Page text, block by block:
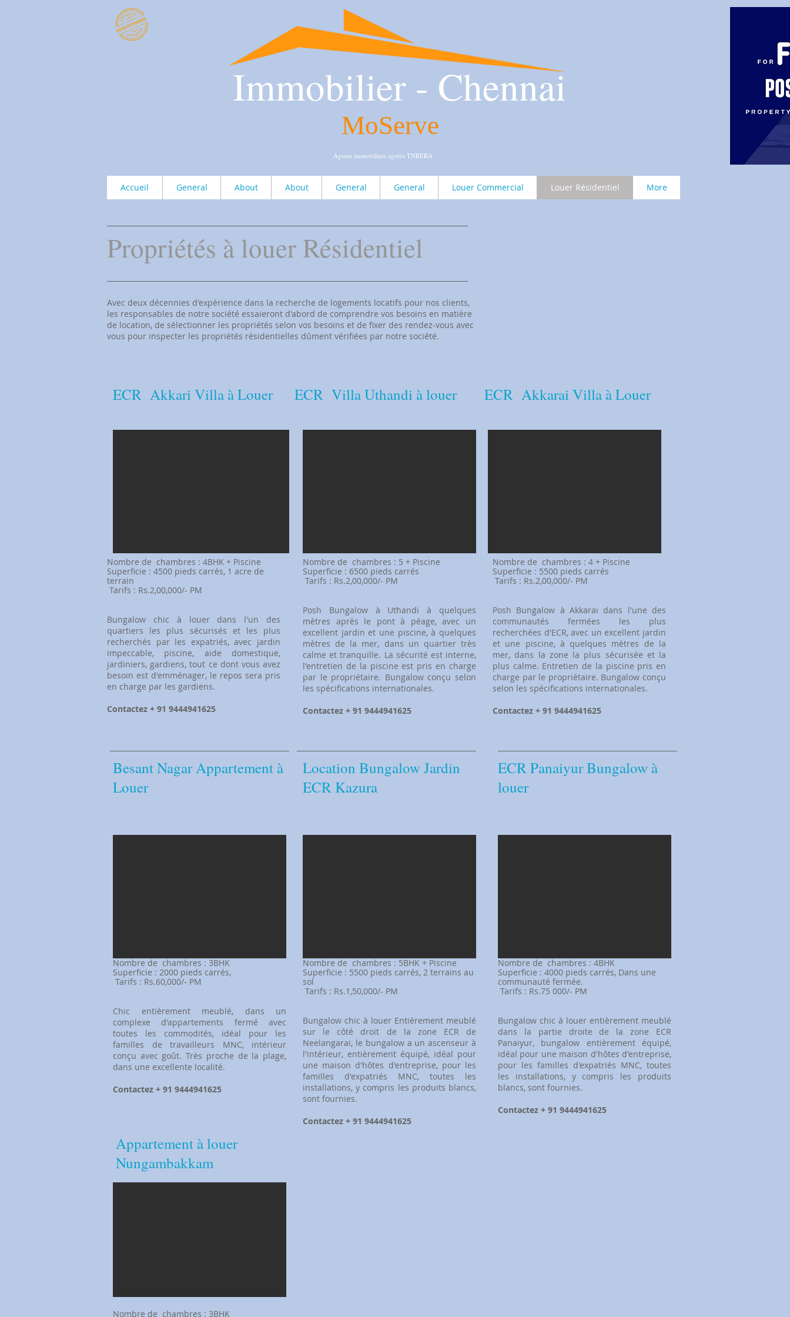
Immobilier - Chennai
MoServe
Agents immobiliers agréés TNRERA
Accueil General About About General General Louer Commercial Louer Résidentiel More
Propriétés à louer Résidentiel
Avec deux décennies d'expérience dans la recherche de logements locatifs pour nos clients,
les responsables de notre société essaieront d'abord de comprendre vos besoins en matière
de location, de sélectionner les propriétés selon vos besoins et de fixer des rendez-vous avec
vous pour inspecter les propriétés résidentielles dûment vérifiées par notre société.
​ECR Akkari Villa à Louer ​ECR Villa Uthandi à louer ​ECR Akkarai Villa à Louer
​Nombre de chambres : 4BHK + Piscine
Superficie : 4500 pieds carrés, 1 acre de
terrain
Tarifs : Rs.2,00,000/- PM
Bungalow chic à louer dans l'un des
quartiers les plus sécurisés et les plus
recherchés par les expatriés, avec jardin
impeccable, piscine, aide domestique,
jardiniers, gardiens, tout ce dont vous avez
besoin est d'emménager, le repos sera pris
en charge par les gardiens.
Contactez + 91 9444941625
​Nombre de chambres : 5 + Piscine
Superficie : 6500 pieds carrés
Tarifs : Rs.2,00,000/- PM
Posh Bungalow à Uthandi à quelques
mètres après le pont à péage, avec un
excellent jardin et une piscine, à quelques
mètres de la mer, dans un quartier très
calme et tranquille. La sécurité est interne,
l'entretien de la piscine est pris en charge
par le propriétaire. Bungalow conçu selon
les spécifications internationales.
Contactez + 91 9444941625
​Nombre de chambres : 4 + Piscine
Superficie : 5500 pieds carrés
Tarifs : Rs.2,00,000/- PM
Posh Bungalow à Akkarai dans l'une des
communautés fermées les plus
recherchées d'ECR, avec un excellent jardin
et une piscine, à quelques mètres de la
mer, dans la zone la plus sécurisée et la
plus calme. Entretien de la piscine pris en
charge par le propriétaire. Bungalow conçu
selon les spécifications internationales.
Contactez + 91 9444941625
​Besant Nagar Appartement à
Louer
​Location Bungalow Jardin
ECR Kazura
​ECR Panaiyur Bungalow à
louer
​Nombre de chambres : 3BHK
Superficie : 2000 pieds carrés,
Tarifs : Rs.60,000/- PM
Chic entièrement meublé, dans un
complexe d'appartements fermé avec
toutes les commodités, idéal pour les
familles de travailleurs MNC, intérieur
conçu avec goût. Très proche de la plage,
dans une excellente localité.
Contactez + 91 9444941625
​Nombre de chambres : 5BHK + Piscine
Superficie : 5500 pieds carrés, 2 terrains au
sol
Tarifs : Rs.1,50,000/- PM
Bungalow chic à louer Entièrement meublé
sur le côté droit de la zone ECR de
Neelangarai, le bungalow a un ascenseur à
l'intérieur, entièrement équipé, idéal pour
une maison d'hôtes d'entreprise, pour les
familles d'expatriés MNC, toutes les
installations, y compris les produits blancs,
sont fournies.
Contactez + 91 9444941625
​Nombre de chambres : 4BHK
Superficie : 4000 pieds carrés, Dans une
communauté fermée.
Tarifs : Rs.75 000/- PM
Bungalow chic à louer entièrement meublé
dans la partie droite de la zone ECR
Panaiyur, bungalow entièrement équipé,
idéal pour une maison d'hôtes d'entreprise,
pour les familles d'expatriés MNC, toutes
les installations, y compris les produits
blancs, sont fournies.
Contactez + 91 9444941625
Appartement à louer
Nungambakkam​
​Nombre de chambres : 3BHK